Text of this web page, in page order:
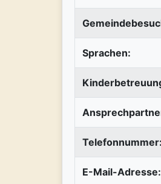
Sprachen:
Telefonnummer:
E-Mail-Adresse: